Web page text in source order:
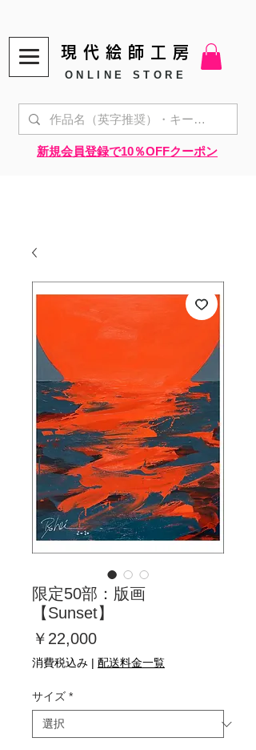
現代絵師工房
ONLINE STORE
​新規会員登録で10％OFFクーポン
限定50部：版画
【Sunset】
￥22,000価
格
消費税込み | 配送料金一覧
サイズ *